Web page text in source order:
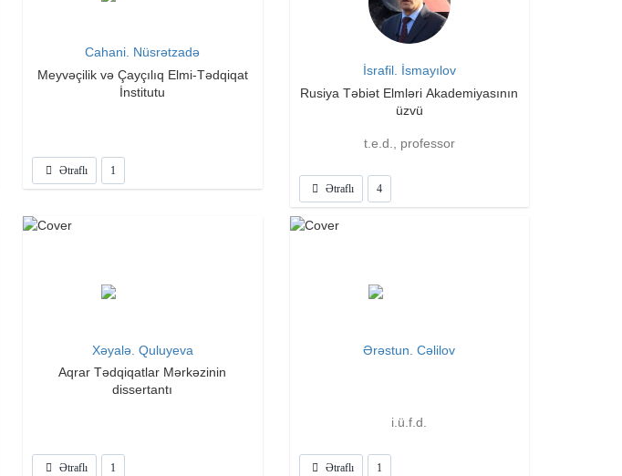
Cahani. Nüsrətzadə
Meyvəçilik və Çayçılıq Elmi-Tədqiqat
İnstitutu
Ətraflı 1
İsrafil. İsmayılov
Rusiya Təbiət Elmləri Akademiyasının
üzvü
t.e.d., professor
Ətraflı 4
Xəyalə. Quluyeva
Aqrar Tədqiqatlar Mərkəzinin
dissertantı
Ətraflı 1
Ərəstun. Cəlilov
i.ü.f.d.
Ətraflı 1